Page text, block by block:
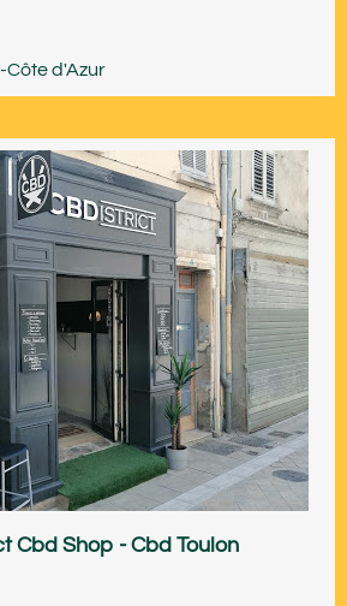
d'Azur
Cbd Shop - Cbd Toulon